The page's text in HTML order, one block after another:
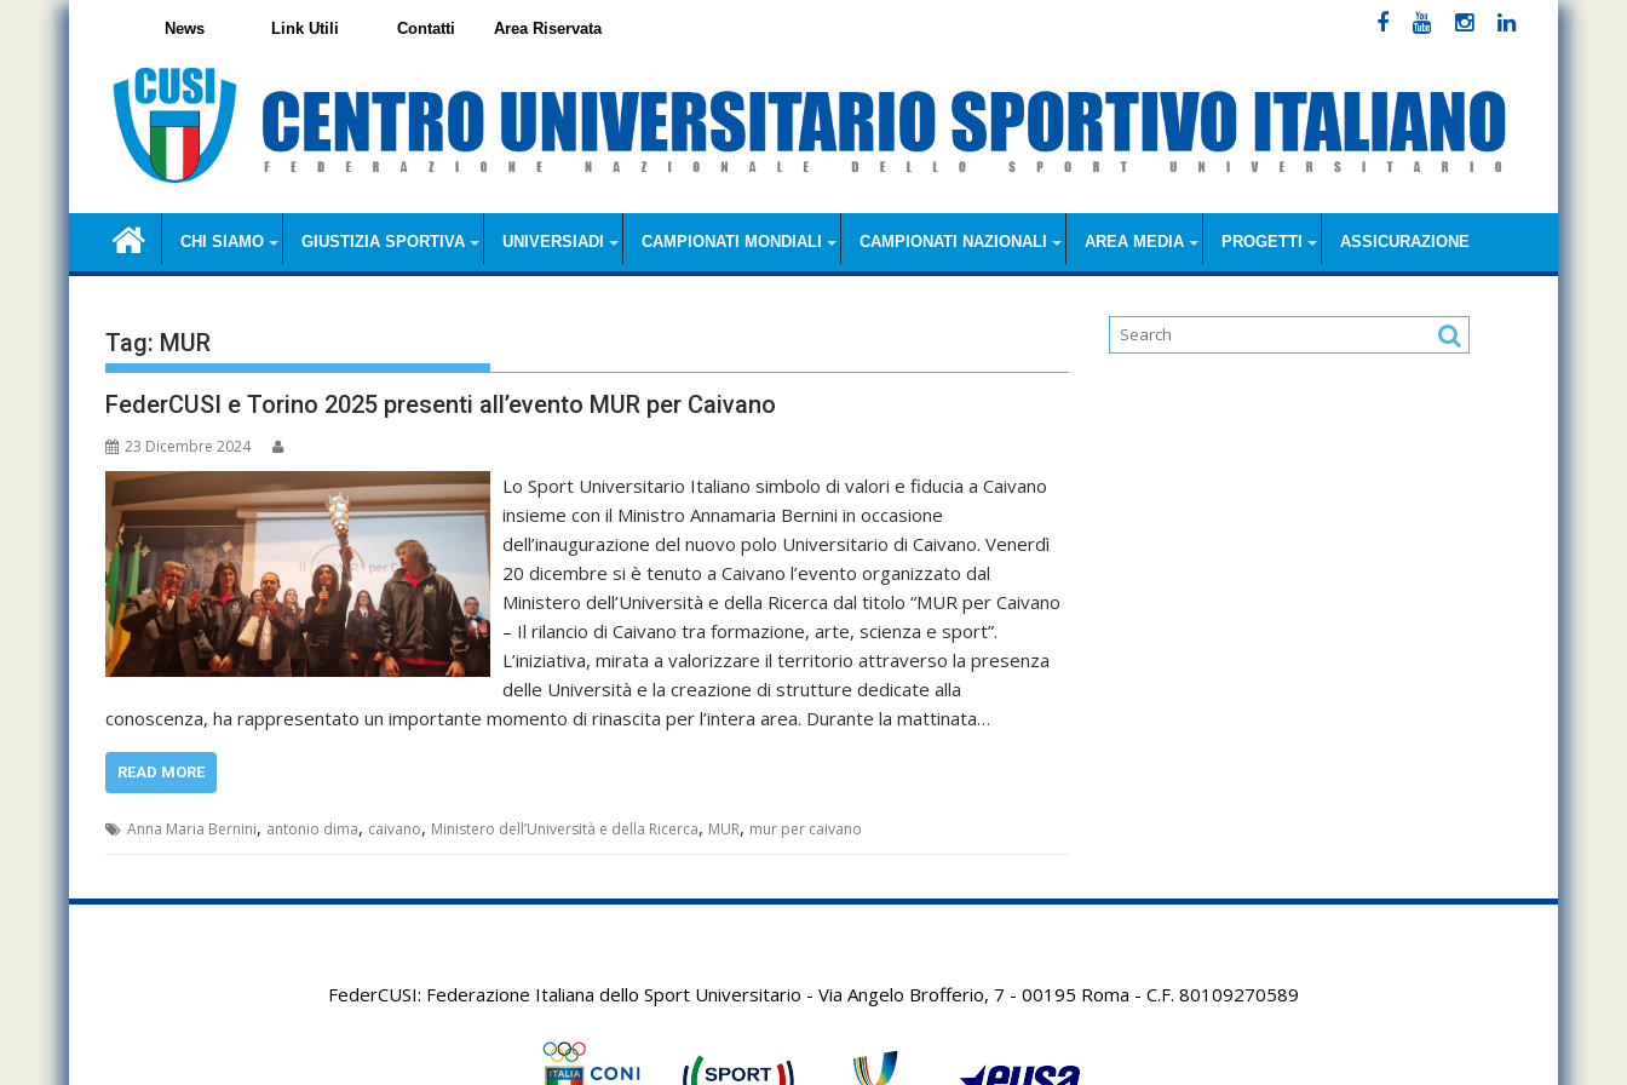
Skip
CHI SIAMO GIUSTIZIA SPORTIVA UNIVERSIADI CAMPIONATI MONDIALI CAMPIONATI NAZIONALI AREA MEDIA PROGETTI ASSICURAZIONE
News Link Utili Contatti Area Riservata
Tag: MUR
FederCUSI e Torino 2025 presenti all’evento MUR per Caivano
23 Dicembre 2024
Lo Sport Universitario Italiano simbolo di valori e fiducia a Caivano
insieme con il Ministro Annamaria Bernini in occasione
dell’inaugurazione del nuovo polo Universitario di Caivano. Venerdì
20 dicembre si è tenuto a Caivano l’evento organizzato dal
Ministero dell’Università e della Ricerca dal titolo “MUR per Caivano
– Il rilancio di Caivano tra formazione, arte, scienza e sport”.
L’iniziativa, mirata a valorizzare il territorio attraverso la presenza
delle Università e la creazione di strutture dedicate alla
conoscenza, ha rappresentato un importante momento di rinascita per l’intera area. Durante la mattinata…
READ MORE
Anna Maria Bernini, antonio dima, caivano, Ministero dell’Università e della Ricerca, MUR, mur per caivano
FederCUSI: Federazione Italiana dello Sport Universitario - Via Angelo Brofferio, 7 - 00195 Roma - C.F. 80109270589